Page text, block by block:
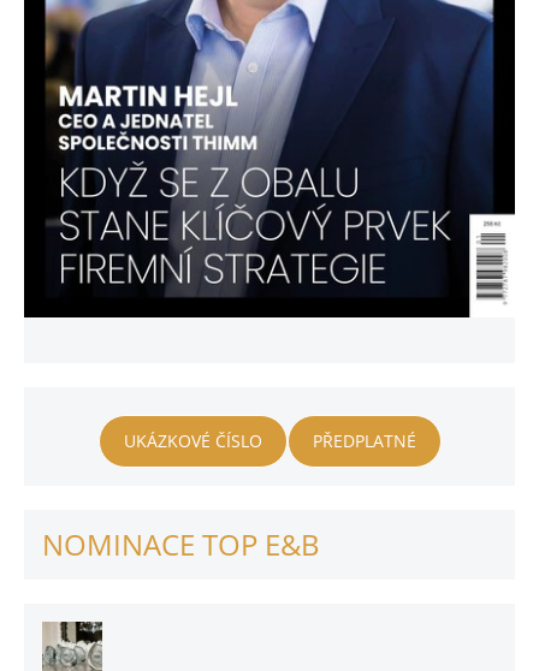
UKÁZKOVÉ ČÍSLO PŘEDPLATNÉ
NOMINACE TOP E&B